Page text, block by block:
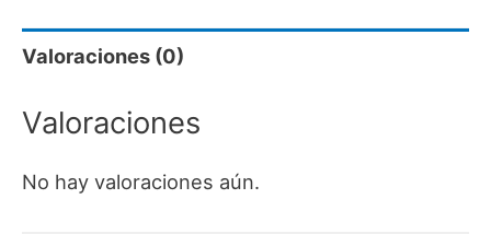
Valoraciones (0)
Valoraciones
No hay valoraciones aún.